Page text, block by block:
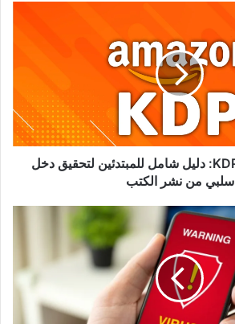
الربح من أمازون KDP: دليل شامل للمبتدئين لتحقيق دخل
سلبي من نشر الكتب